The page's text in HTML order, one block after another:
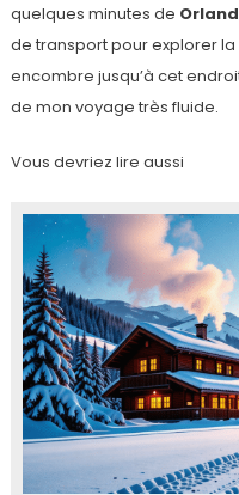
quelques minutes de
de transport pour explorer la
encombre jusqu’à cet
de mon voyage très fluide.
Vous devriez lire aussi